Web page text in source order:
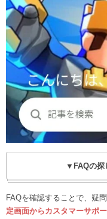
▼FAQの探
FAQを確認することで、疑
定画面からカスタマーサポ